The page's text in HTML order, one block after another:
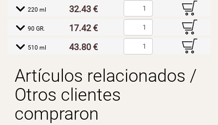
E 220 ml 32.43 € B
E 90 GR. 17.42 € B
E 510 ml 43.80 € B
Artículos relacionados /
Otros clientes
compraron